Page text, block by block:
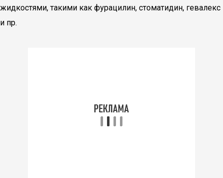
жидкостями, такими как фурацилин, стоматидин, гевалекс
и пр.